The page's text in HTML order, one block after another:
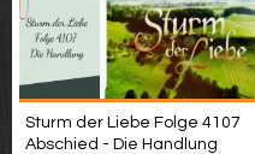
Sturm der Liebe Folge 4107
Abschied - Die Handlung